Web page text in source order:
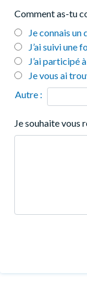
Comment as-tu
Je connais
J’ai suivi une
J’ai participé
Je vous ai
Autre :
Je souhaite vous